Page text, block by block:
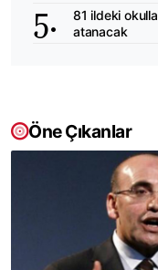
81 ildeki
atanacak
Öne Çıkanlar